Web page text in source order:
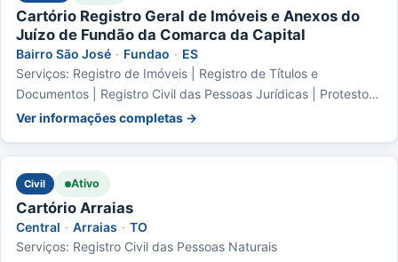
Cartório Registro Geral de Imóveis e Anexos do
Juízo de Fundão da Comarca da Capital
Bairro São José · Fundao · ES
Serviços: Registro de Imóveis | Registro de Títulos e
Documentos | Registro Civil das Pessoas Jurídicas | Protesto
de Títulos
Ver informações completas →
Civil Ativo
Cartório Arraias
Central · Arraias · TO
Serviços: Registro Civil das Pessoas Naturais